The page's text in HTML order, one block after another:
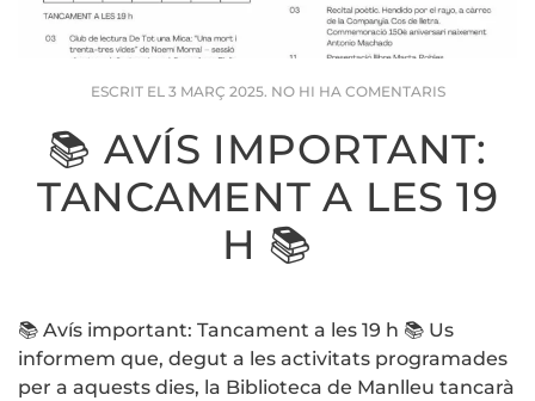
ESCRIT EL 3 MARÇ 2025. NO HI HA COMENTARISA
📚 AVÍS IMPORTANT:
TANCAMENT A LES 19
H 📚
📚 Avís important: Tancament a les 19 h 📚 Us
informem que, degut a les activitats programades
per a aquests dies, la Biblioteca de Manlleu tancarà